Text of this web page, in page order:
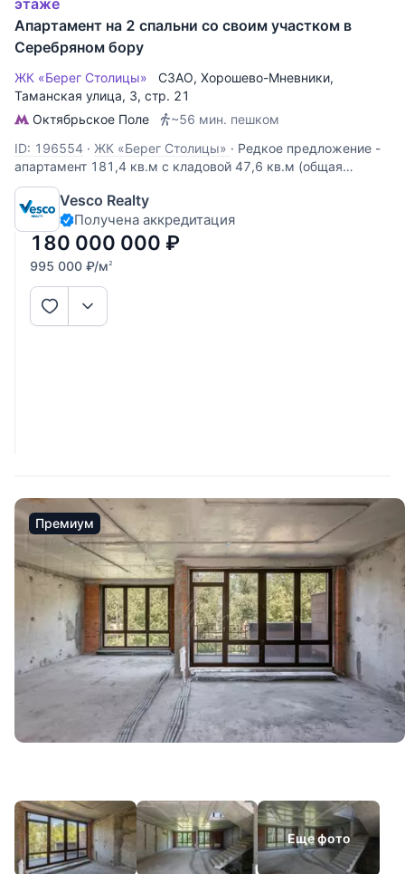
Апартамент на 2 спальни со своим участком в
Серебряном бору
ЖК «Берег Столицы» СЗАО, Хорошево-Мневники,
Таманская улица, 3, стр. 21
Октябрьское Поле
~56 мин. пешком
ID: 196554 · ЖК «Берег Столицы» · Редкое предложение -
апартамент 181,4 кв.м с кладовой 47,6 кв.м (общая
площадь 229 кв.м) в клубном доме с собственным
приватным участком 8 соток, который можно обустроить в
качестве патио или зоны отдыха на свежем воздухе.
Апартамент с готовой
Vesco Realty
Получена аккредитация
180 000 000 ₽
995 000 ₽/м2
Премиум
Еще фото